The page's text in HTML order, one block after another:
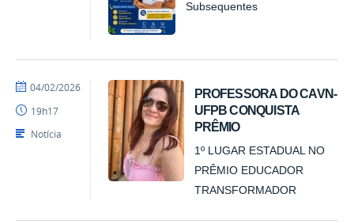
Subsequentes
PROFESSORA DO CAVN-
UFPB CONQUISTA
PRÊMIO
1º LUGAR ESTADUAL NO
PRÊMIO EDUCADOR
TRANSFORMADOR
por
-
CAVN
publicado
04/02/2026
19h17
Notícia